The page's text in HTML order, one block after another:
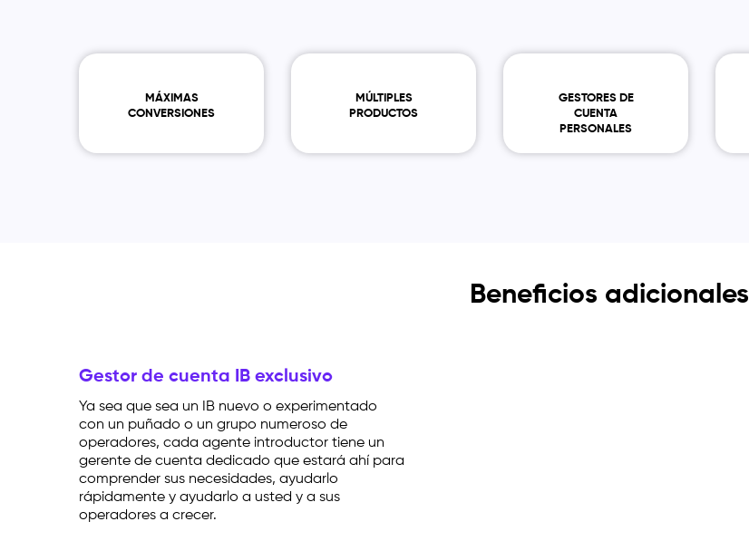
MÁXIMAS
CONVERSIONES
MÚLTIPLES
PRODUCTOS
GESTORES DE
CUENTA
PERSONALES
Beneficios adicionales
Gestor de cuenta IB exclusivo
Ya sea que sea un IB nuevo o experimentado
con un puñado o un grupo numeroso de
operadores, cada agente introductor tiene un
gerente de cuenta dedicado que estará ahí para
comprender sus necesidades, ayudarlo
rápidamente y ayudarlo a usted y a sus
operadores a crecer.